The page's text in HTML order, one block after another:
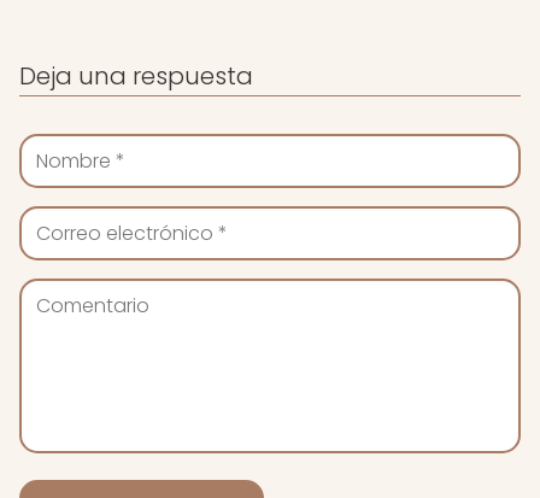
Deja una respuesta